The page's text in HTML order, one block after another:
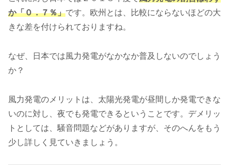
か「０．７％」です。欧州とは、比較にならないほどの大
きな差を付けられておりますね。
なぜ、日本では風力発電がなかなか普及しないのでしょう
か？
風力発電のメリットは、太陽光発電が昼間しか発電できな
いのに対し、夜でも発電できるということです。デメリッ
トとしては、騒音問題などがありますが、そのへんをもう
少し詳しく見ていきましょう。